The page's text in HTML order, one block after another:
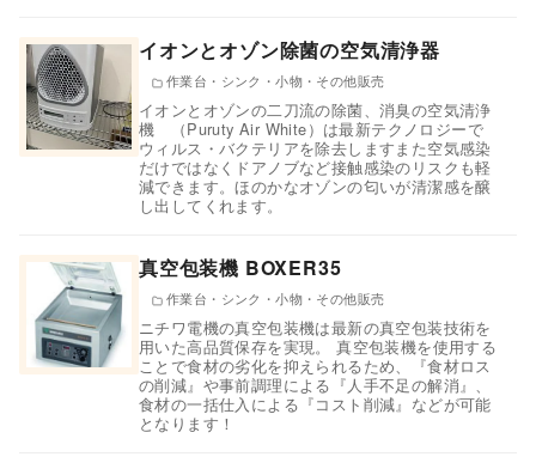
イオンとオゾン除菌の空気清浄器
作業台・シンク・小物・その他販売
イオンとオゾンの二刀流の除菌、消臭の空気清浄
機 （Puruty Air White）は最新テクノロジーで
ウィルス・バクテリアを除去しますまた空気感染
だけではなくドアノブなど接触感染のリスクも軽
減できます。ほのかなオゾンの匂いが清潔感を醸
し出してくれます。
真空包装機 BOXER35
作業台・シンク・小物・その他販売
ニチワ電機の真空包装機は最新の真空包装技術を
用いた高品質保存を実現。 真空包装機を使用する
ことで食材の劣化を抑えられるため、『食材ロス
の削減』や事前調理による『人手不足の解消』、
食材の一括仕入による『コスト削減』などが可能
となります！